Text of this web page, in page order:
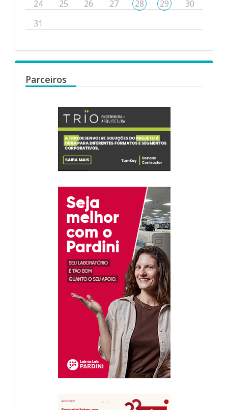
24 25 26 27 28 29
30
31
Parceiros